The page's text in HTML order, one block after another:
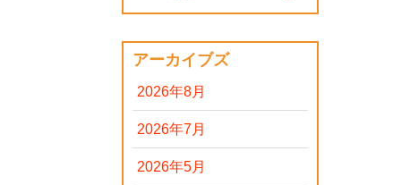
アーカイブズ
2026年8月
2026年7月
2026年5月